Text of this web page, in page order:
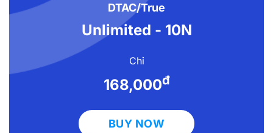
DTAC/True
Unlimited - 10N
Chỉ
168,000đ
BUY NOW